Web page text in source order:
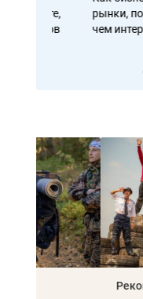
рынки, почему
чем интересен
Рекомендуем